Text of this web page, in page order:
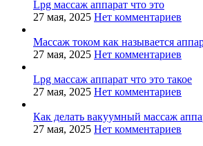
Lpg массаж аппарат что это
27 мая, 2025 Нет комментариев
Массаж током как называется
27 мая, 2025 Нет комментариев
Lpg массаж аппарат что это такое
27 мая, 2025 Нет комментариев
Как делать вакуумный массаж
27 мая, 2025 Нет комментариев